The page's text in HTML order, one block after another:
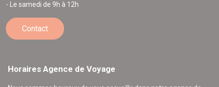
- Le samedi de 9h à 12h
Contact
Horaires Agence de Voyage